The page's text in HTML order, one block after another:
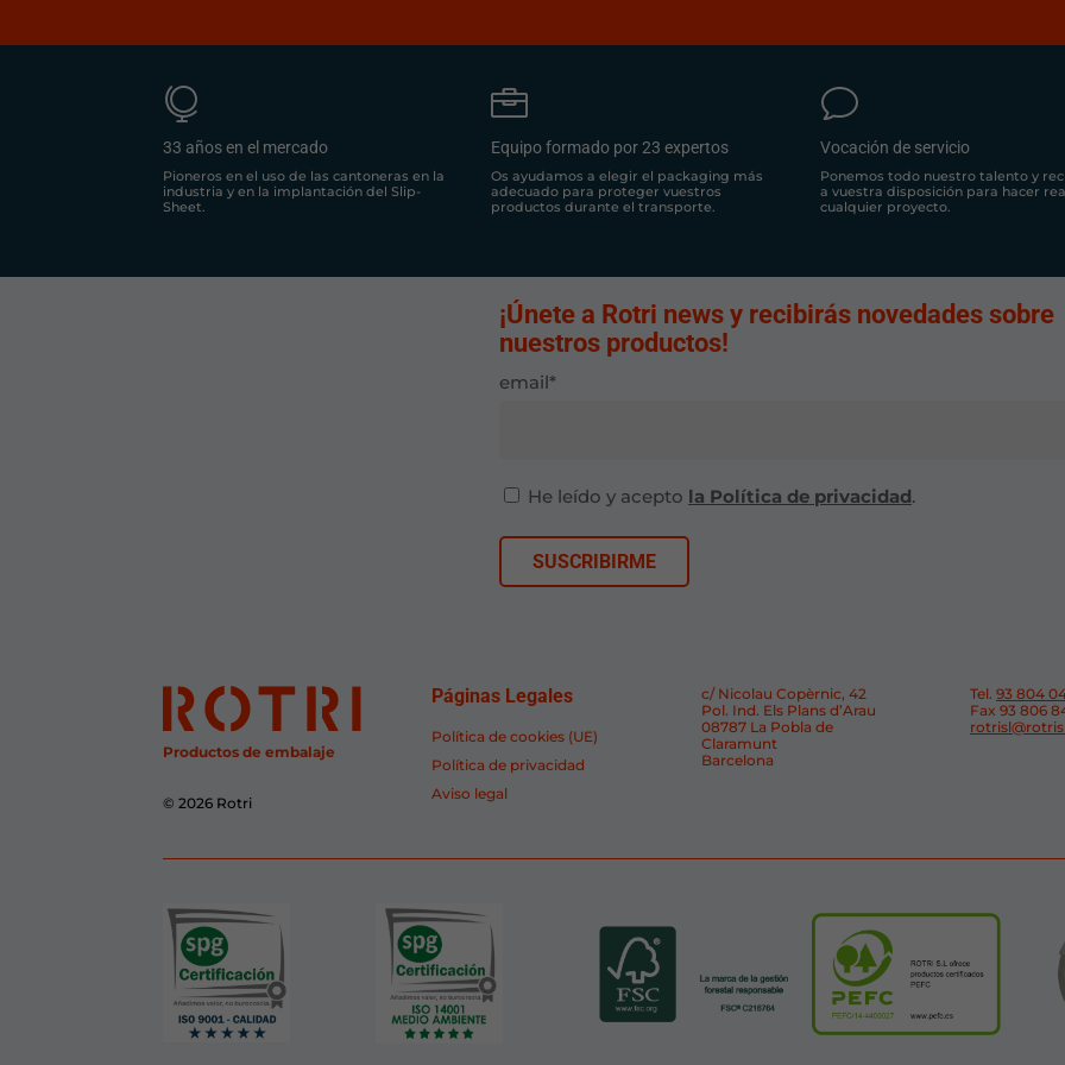

33 años en el mercado
Pioneros en el uso de las cantoneras en la
industria y en la implantación del Slip-
Sheet.

Equipo formado por 23 expertos
Os ayudamos a elegir el packaging más
adecuado para proteger vuestros
productos durante el transporte.
v
Vocación de servicio
Ponemos todo nuestro talento y
a vuestra disposición para hacer
cualquier proyecto.
¡Únete a Rotri news y recibirás novedades sobre
nuestros productos!
email*
He leído y acepto la Política de privacidad.
Productos de embalaje
© 2026 Rotri
Páginas Legales
Política de cookies (UE)
Política de privacidad
Aviso legal
c/ Nicolau Copèrnic, 42
Pol. Ind. Els Plans d’Arau
08787 La Pobla de
Claramunt
Barcelona
Tel.93 804
Fax 93 806